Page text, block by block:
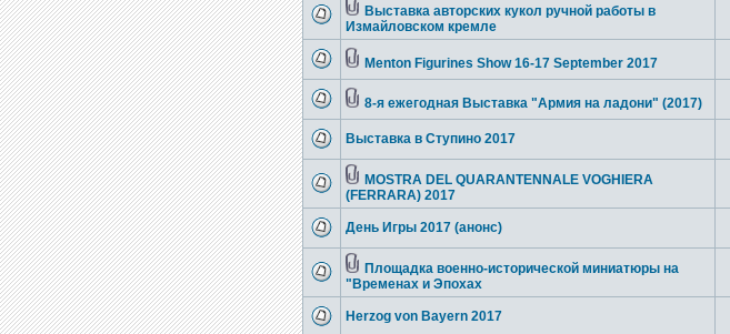
Выставка авторских кукол ручной работы в
Измайловском кремле
Menton Figurines Show 16-17 September 2017
8-я ежегодная Выставка "Армия на ладони" (2017)
Выставка в Ступино 2017
MOSTRA DEL QUARANTENNALE VOGHIERA
(FERRARA) 2017
День Игры 2017 (анонс)
Площадка военно-исторической миниатюры на
"Временах и Эпохах
Herzog von Bayern 2017